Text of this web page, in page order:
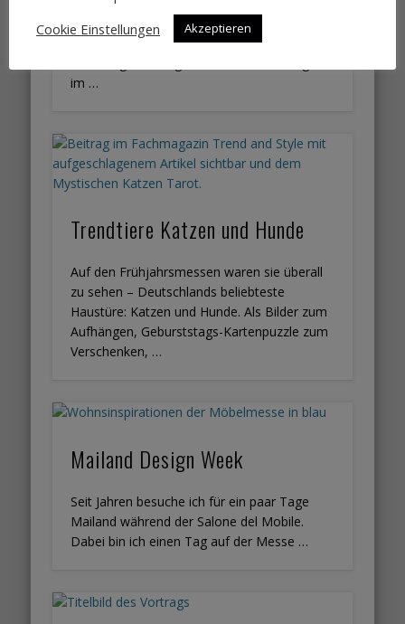
Küche schon immer dazu.
Holzschneidebretter, Holzlöffel und Messer
im …
Trendtiere Katzen und Hunde
Auf den Frühjahrsmessen waren sie überall
zu sehen – Deutschlands beliebteste
Haustüre: Katzen und Hunde. Als Bilder zum
Aufhängen, Geburststags-Kartenpuzzle zum
Verschenken, …
Mailand Design Week
Seit Jahren besuche ich für ein paar Tage
Mailand während der Salone del Mobile.
Dabei bin ich einen Tag auf der Messe …
Cookie Einstellungen
Akzeptieren